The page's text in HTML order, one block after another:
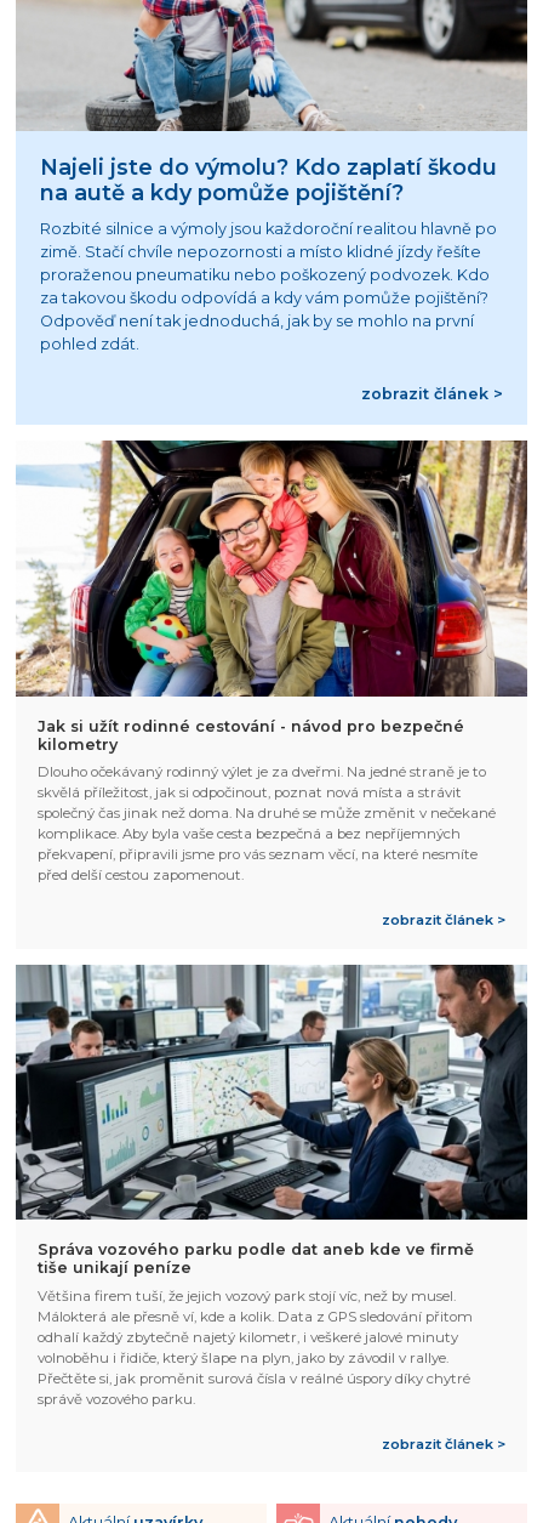
Najeli jste do výmolu? Kdo zaplatí škodu
na autě a kdy pomůže pojištění?
Rozbité silnice a výmoly jsou každoroční realitou hlavně po
zimě. Stačí chvíle nepozornosti a místo klidné jízdy řešíte
proraženou pneumatiku nebo poškozený podvozek. Kdo
za takovou škodu odpovídá a kdy vám pomůže pojištění?
Odpověď není tak jednoduchá, jak by se mohlo na první
pohled zdát.
zobrazit článek >
Jak si užít rodinné cestování - návod pro bezpečné
kilometry
Dlouho očekávaný rodinný výlet je za dveřmi. Na jedné straně je to
skvělá příležitost, jak si odpočinout, poznat nová místa a strávit
společný čas jinak než doma. Na druhé se může změnit v nečekané
komplikace. Aby byla vaše cesta bezpečná a bez nepříjemných
překvapení, připravili jsme pro vás seznam věcí, na které nesmíte
před delší cestou zapomenout.
zobrazit článek >
Správa vozového parku podle dat aneb kde ve firmě
tiše unikají peníze
Většina firem tuší, že jejich vozový park stojí víc, než by musel.
Málokterá ale přesně ví, kde a kolik. Data z GPS sledování přitom
odhalí každý zbytečně najetý kilometr, i veškeré jalové minuty
volnoběhu i řidiče, který šlape na plyn, jako by závodil v rallye.
Přečtěte si, jak proměnit surová čísla v reálné úspory díky chytré
správě vozového parku.
zobrazit článek >